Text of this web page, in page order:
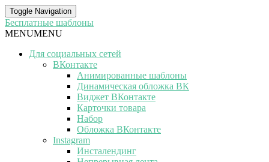
Toggle Navigation
Бесплатные шаблоны
MENUMENU
Для социальных сетей
ВКонтакте
Анимированные шаблоны
Динамическая обложка ВК
Виджет ВКонтакте
Карточки товара
Набор
Обложка ВКонтакте
Instagram
Инсталендинг